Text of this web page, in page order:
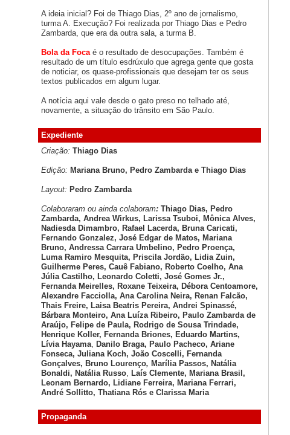
A ideia inicial? Foi de Thiago Dias, 2º ano de jornalismo,
turma A. Execução? Foi realizada por Thiago Dias e Pedro
Zambarda, que era da outra sala, a turma B.
Bola da Focaé o resultado de desocupações. Também é
resultado de um título esdrúxulo que agrega gente que gosta
de noticiar, os quase-profissionais que desejam ter os seus
textos publicados em algum lugar.
A notícia aqui vale desde o gato preso no telhado até,
novamente, a situação do trânsito em São Paulo.
Expediente
Criação: Thiago Dias
Edição: Mariana Bruno, Pedro Zambarda e Thiago Dias
Layout: Pedro Zambarda
Colaboraram ou ainda colaboram: Thiago Dias, Pedro
Zambarda, Andrea Wirkus, Larissa Tsuboi, Mônica Alves,
Nadiesda Dimambro, Rafael Lacerda, Bruna Caricati,
Fernando Gonzalez, José Edgar de Matos, Mariana
Bruno, Andressa Carrara Umbelino, Pedro Proença,
Luma Ramiro Mesquita, Priscila Jordão, Lidia Zuin,
Guilherme Peres, Cauê Fabiano, Roberto Coelho, Ana
Júlia Castilho, Leonardo Coletti, José Gomes Jr.,
Fernanda Meirelles, Roxane Teixeira, Débora Centoamore,
Alexandre Facciolla, Ana Carolina Neira, Renan Falcão,
Thais Freire, Laisa Beatris Pereira, Andrei Spinassé,
Bárbara Monteiro, Ana Luíza Ribeiro, Paulo Zambarda de
Araújo, Felipe de Paula, Rodrigo de Sousa Trindade,
Henrique Koller, Fernanda Briones, Eduardo Martins,
Lívia Hayama, Danilo Braga, Paulo Pacheco, Ariane
Fonseca, Juliana Koch, João Coscelli, Fernanda
Gonçalves, Bruno Lourenço, Marília Passos, Natália
Bonaldi, Natália Russo, Laís Clemente, Mariana Brasil,
Leonam Bernardo, Lidiane Ferreira, Mariana Ferrari,
André Sollitto, Thatiana Rós e Clarissa Maria
Propaganda